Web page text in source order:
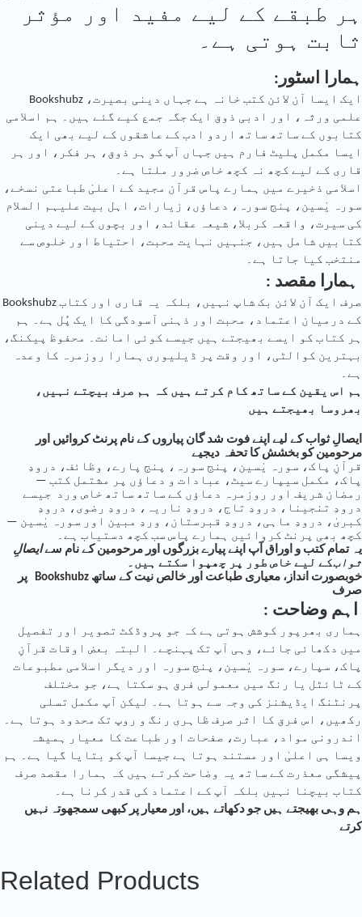
ہر طبقے کے لیے مفید اور مؤثر
ثابت ہوتی ہے۔
:ہمارا اسٹور
Bookshubz ایک ایسا آن لائن کتب خانہ ہے جہاں دینی بصیرت،
علمی ورثہ، اور ادبی ذوق ایک جگہ جمع کیے گئے ہیں۔ ہم اسلامی
کتابوں کے ساتھ ساتھ اردو ادب کے عاشقوں کے لیے بھی ایک
ایسا مکمل پلیٹ فارم ہیں جہاں آپ کو ہر ذوق، ہر فکر، اور ہر
قاری کے لیے کچھ نہ کچھ خاص ضرور ملتا ہے۔
اسلامی ذخیرے میں ہمارے پاس قرآن مجید کے اعلیٰ طباعتی نسخے،
سورہ یٰسین، پنج سورہ، دعاؤں، زیارات، اہل بیت علیہم السلام
کی سیرت، واقعہ کربلا، شیعہ عقائد، اور بچوں کے لیے دینی
کتابیں شامل ہیں، جنہیں نہایت محبت، احتیاط اور خلوص سے
منتخب کیا جاتا ہے۔
Bookshubz صرف ایک آن لائن بک شاپ نہیں، بلکہ یہ قاری اور کتاب
کے درمیان اعتماد، محبت اور ذہنی آسودگی کا ایک پُل ہے۔ ہم
ہر کتاب کو ایسے بھیجتے ہیں جیسے کوئی امانت۔ محفوظ پیکنگ،
بہترین کوالٹی، اور وقت پر ڈیلیوری ہمارا روزمرہ کا وعدہ
ہے۔
ہم اس یقین کے ساتھ کام کرتے ہیں کہ ہم صرف بیچتے نہیں،
بھروسا بھیجتے ہیں
مرحومین کو بخشش کا تحفہ دیجیے
قرآنِ پاک، سورہ یٰسین، پنج سورہ، پنج پارے، وظائف، درودِ
پاک، مکمل سیپارے سیٹ، عبادات و دعاؤں پر مشتمل کتب —
رمضان شریف اور روزمرہ دعاؤں کے ساتھ ساتھ خاص ورد جیسے
درودِ تنجینا، درودِ تاج، درودِ ناریہ، درودِ رضوی، درودِ
کبریٰ، درودِ ماہی، درودِ قبرستان، وردِ مبین اور سورہ یٰسین —
کچھ بھی پرنٹ کروائیں ہمارے پاس سب کچھ دستیاب ہے۔
یہ تمام کتب و اوراق آپ اپنے پیارے بزرگوں اور مرحومین کے نام سےایصالِ
ثوابکے لیے خاص طور پر چھپوا سکتے ہیں۔
پر Bookshubz خوبصورت انداز، معیاری طباعت اور خالص نیت کے ساتھ
صرف
ہماری بھرپور کوشش ہوتی ہے کہ جو پروڈکٹ تصویر اور تفصیل
میں دکھائی جائے، وہی آپ تک پہنچے۔ البتہ بعض اوقات قرآنِ
پاک، سپارے، سورہ یٰسین، پنج سورہ اور دیگر اسلامی مطبوعات
کے ٹائٹل یا رنگ میں معمولی فرق ہو سکتا ہے، جو مختلف
پرنٹنگ ایڈیشنز کی وجہ سے ہوتا ہے۔ لیکن آپ مکمل تسلی
رکھیں، اس فرق کا اثر صرف ظاہری رنگ و روپ تک محدود ہوتا ہے۔
اندرونی مواد، عبارت، صفحات اور طباعت کا معیار ہمیشہ
ویسا ہی اعلیٰ اور مستند ہوتا ہے جیسا آپ کو بتایا گیا ہے۔ ہم
پیشگی معذرت کے ساتھ یہ وضاحت کرتے ہیں کہ ہمارا مقصد صرف
کتاب بیچنا نہیں بلکہ آپ کے اعتماد کی قدر کرنا ہے۔
ہم وہی بھیجتے ہیں جو دکھاتے ہیں، اور معیار پر کبھی سمجھوتہ نہیں
کرتے
Related Products